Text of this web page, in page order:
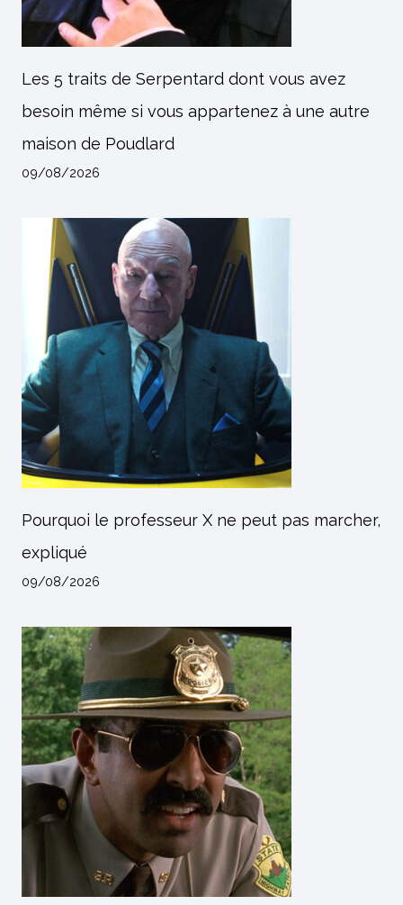
Les 5 traits de Serpentard dont vous avez
besoin même si vous appartenez à une autre
maison de Poudlard
09/08/2026
Pourquoi le professeur X ne peut pas marcher,
expliqué
09/08/2026